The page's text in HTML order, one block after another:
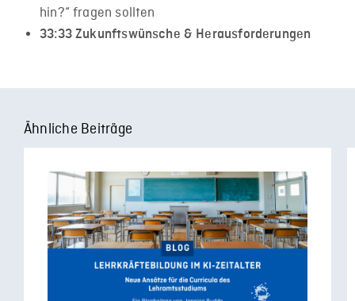
hin?“ fragen sollten
33:33​ Zukunftswünsche & Herausforderungen
Ähnliche Beiträge